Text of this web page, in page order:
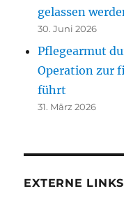
gelassen
30. Juni 2026
Pflegearmut
Operation zur
führt
31. März 2026
EXTERNE LINKS